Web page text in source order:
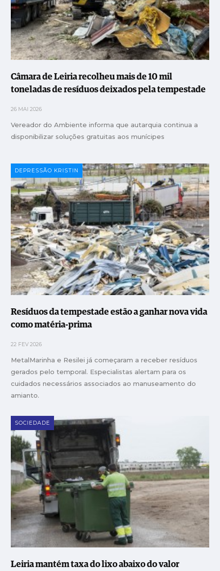
Câmara de Leiria recolheu mais de 10 mil
toneladas de resíduos deixados pela tempestade
26 MAI 2026
Vereador do Ambiente informa que autarquia continua a
disponibilizar soluções gratuitas aos munícipes
DEPRESSÃO KRISTIN
Resíduos da tempestade estão a ganhar nova vida
como matéria-prima
22 FEV 2026
MetalMarinha e Resilei já começaram a receber resíduos
gerados pelo temporal. Especialistas alertam para os
cuidados necessários associados ao manuseamento do
amianto.
SOCIEDADE
Leiria mantém taxa do lixo abaixo do valor